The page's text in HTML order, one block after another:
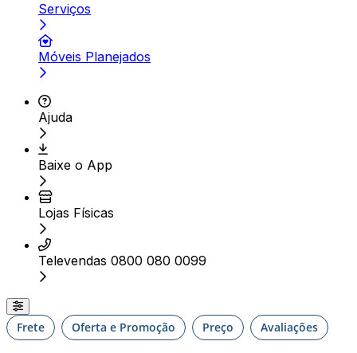
Serviços
Móveis Planejados
Ajuda
Baixe o App
Lojas Físicas
Televendas 0800 080 0099
Frete Oferta e Promoção Preço Avaliações